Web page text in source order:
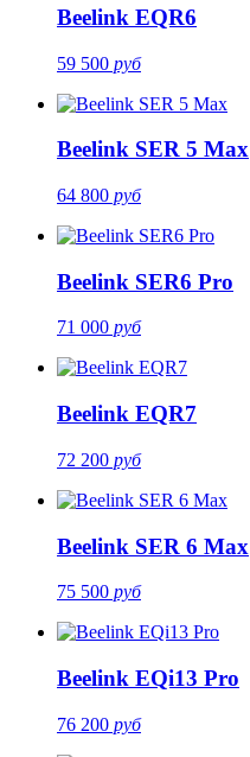
Beelink EQR6
59 500 руб
Beelink SER 5 Max
64 800 руб
Beelink SER6 Pro
71 000 руб
Beelink EQR7
72 200 руб
Beelink SER 6 Max
75 500 руб
Beelink EQi13 Pro
76 200 руб